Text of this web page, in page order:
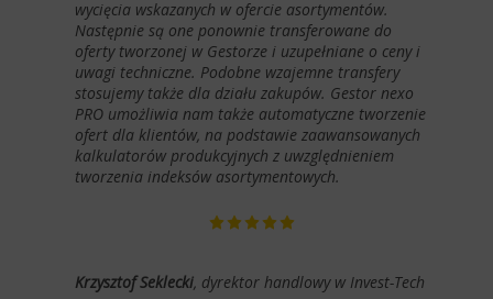
wycięcia wskazanych w ofercie asortymentów.
Następnie są one ponownie transferowane do
oferty tworzonej w Gestorze i uzupełniane o ceny i
uwagi techniczne. Podobne wzajemne transfery
stosujemy także dla działu zakupów. Gestor nexo
PRO umożliwia nam także automatyczne tworzenie
ofert dla klientów, na podstawie zaawansowanych
kalkulatorów produkcyjnych z uwzględnieniem
tworzenia indeksów asortymentowych.
Krzysztof Seklecki, dyrektor handlowy w Invest-Tech